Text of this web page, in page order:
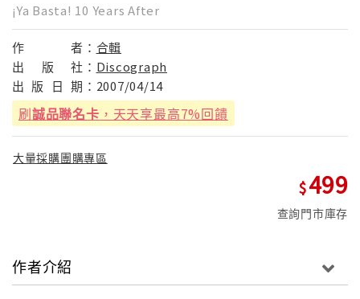
¡Ya Basta! 10 Years After
作 者： 合輯
出
版 社： Discograph
出 版 日 期： 2007/04/14
刷誠品聯名卡 ，天天享最高7%回饋
大量採購團購專區
499
查詢門市庫存
作者介紹